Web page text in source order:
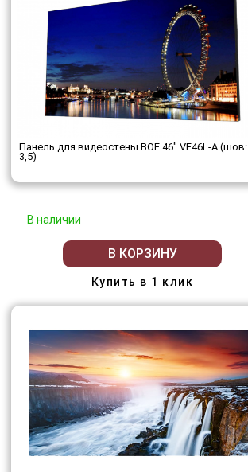
Панель для видеостены BOE 46" VE46L-A (шов:
3,5)
В наличии
В КОРЗИНУ
Купить в 1 клик